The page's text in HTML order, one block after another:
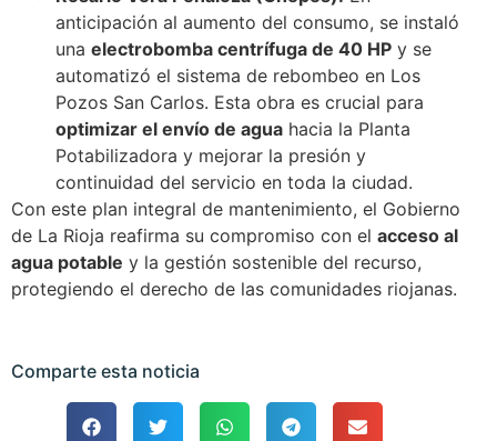
anticipación al aumento del consumo, se instaló
una electrobomba centrífuga de 40 HP y se
automatizó el sistema de rebombeo en Los
Pozos San Carlos. Esta obra es crucial para
optimizar el envío de agua hacia la Planta
Potabilizadora y mejorar la presión y
continuidad del servicio en toda la ciudad.
Con este plan integral de mantenimiento, el Gobierno
de La Rioja reafirma su compromiso con el acceso al
agua potable y la gestión sostenible del recurso,
protegiendo el derecho de las comunidades riojanas.
Comparte esta noticia